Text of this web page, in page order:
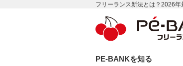
フリーランス新法とは？2026
PE-BANKを知る